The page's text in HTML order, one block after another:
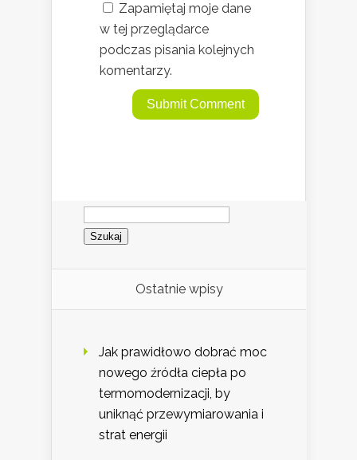
Zapamiętaj moje dane
w tej przeglądarce
podczas pisania kolejnych
komentarzy.
Szukaj:
Ostatnie wpisy
Jak prawidłowo dobrać moc
nowego źródła ciepła po
termomodernizacji, by
uniknąć przewymiarowania i
strat energii